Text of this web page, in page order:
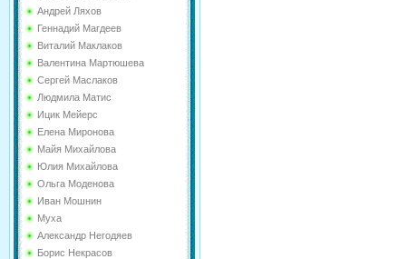
Андрей Ляхов
Геннадий Магдеев
Виталий Маклаков
Валентина Мартюшева
Сергей Маслаков
Людмила Матис
Ицик Мейерс
Елена Миронова
Майя Михайлова
Юлия Михайлова
Ольга Моденова
Иван Мошнин
Муха
Александр Негодяев
Борис Некрасов